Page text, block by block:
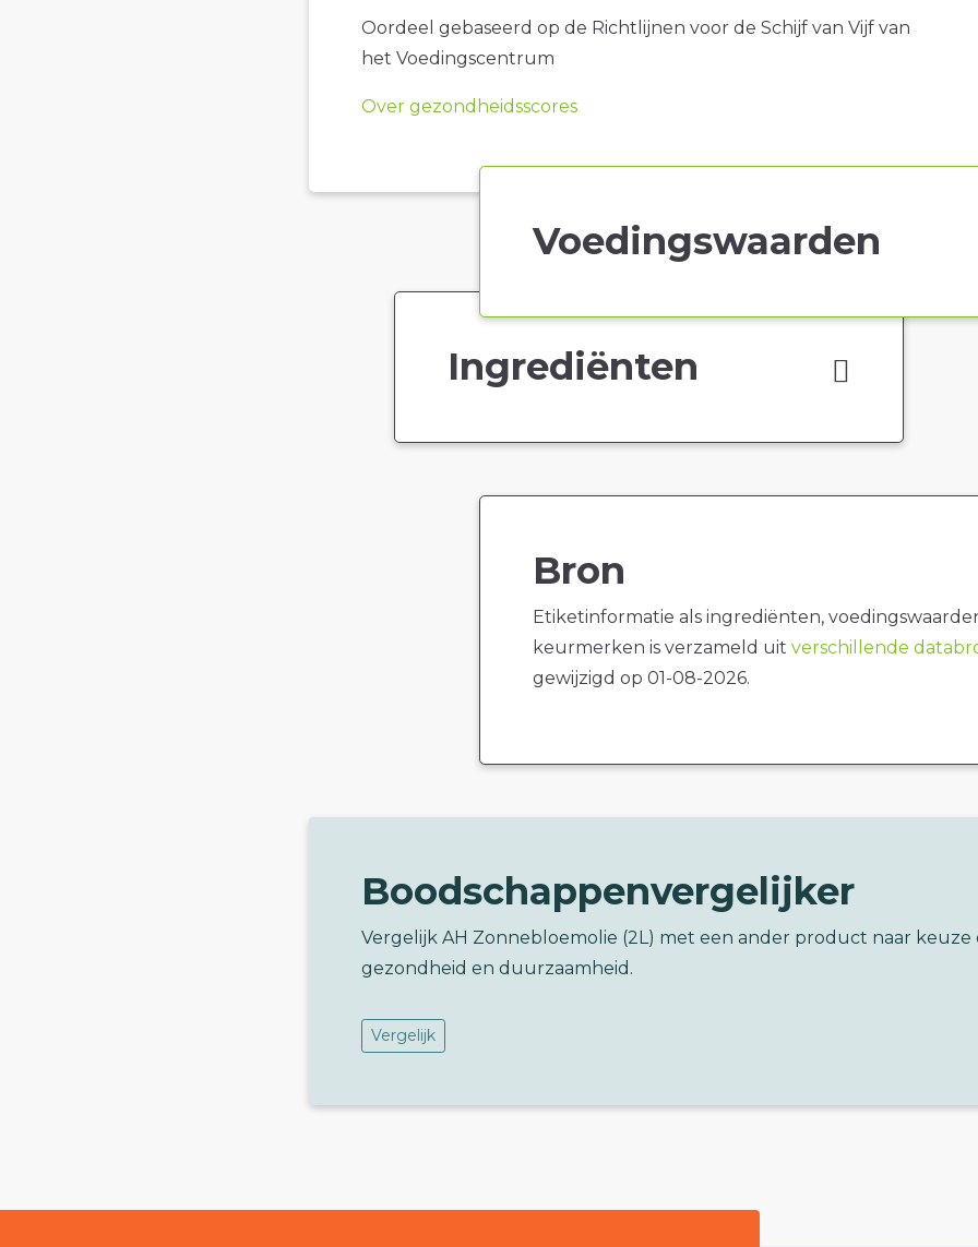
Oordeel gebaseerd op de Richtlijnen voor de Schijf van Vijf van
het Voedingscentrum
Over gezondheidsscores
Voedingswaarden
Ingrediënten
Bron
Etiketinformatie als ingrediënten,
keurmerken is verzameld uit verschillende
gewijzigd op 01-08-2026.
Boodschappenvergelijker
Vergelijk AH Zonnebloemolie (2L) met een ander product naar keuze
gezondheid en duurzaamheid.
Vergelijk